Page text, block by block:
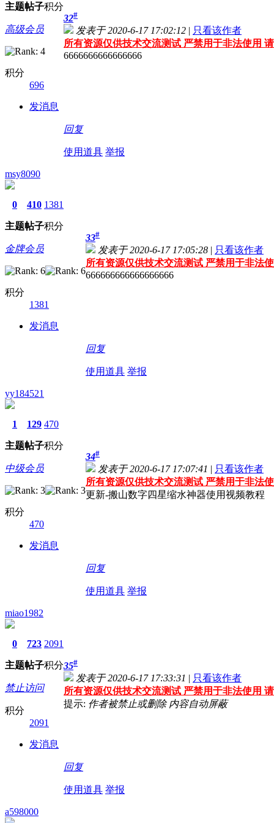
主题帖子积分
高级会员
积分
696
发消息
32#
发表于 2020-6-17 17:02:12 | 只看该作者
所有资源仅供技术交流测试 严禁用于非法使用
6666666666666666
回复
使用道具 举报
msy8090
0
主题
410
帖子
1381
积分
金牌会员
积分
1381
发消息
33#
发表于 2020-6-17 17:05:28 | 只看该作者
所有资源仅供技术交流测试 严禁用于非法
666666666666666666
回复
使用道具 举报
yy184521
1
主题
129
帖子
470
积分
中级会员
积分
470
发消息
34#
发表于 2020-6-17 17:07:41 | 只看该作者
所有资源仅供技术交流测试 严禁用于非法
更新-搬山数字四星缩水神器使用视频教程
回复
使用道具 举报
miao1982
0
主题
723
帖子
2091
积分
禁止访问
积分
2091
发消息
35#
发表于 2020-6-17 17:33:31 | 只看该作者
所有资源仅供技术交流测试 严禁用于非法使用
提示: 作者被禁止或删除 内容自动屏蔽
回复
使用道具 举报
a598000